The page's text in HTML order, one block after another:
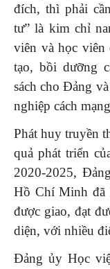
đích, thì phải
tư” là kim chỉ
viên và học viên
tạo, bồi dưỡng
sách cho Đảng
nghiệp cách
Phát huy truyền
quả phát triển
2020-2025,
Hồ Chí Minh đã
được giao, đạt
diện, với nhiều
Đảng ủy Học